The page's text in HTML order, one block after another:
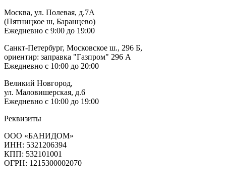
Москва, ул. Полевая, д.7А
(Пятницкое ш, Баранцево)
Ежедневно с 9:00 до 19:00
Санкт-Петербург, Московское ш., 296 Б,
ориентир: заправка "Газпром" 296 А
Ежедневно с 10:00 до 20:00
Великий Новгород,
ул. Маловишерская, д.6
Ежедневно с 10:00 до 19:00
Реквизиты
ООО «БАНИДОМ»
ИНН: 5321206394
КПП: 532101001
ОГРН: 1215300002070